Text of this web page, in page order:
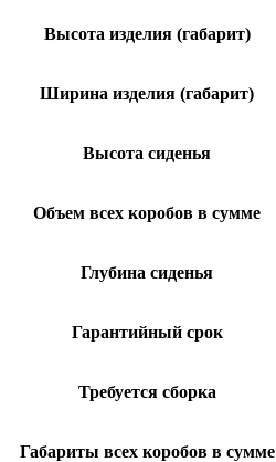
Высота изделия (габарит)
Ширина изделия (габарит)
Высота сиденья
Объем всех коробов в сумме
Глубина сиденья
Гарантийный срок
Требуется сборка
Габариты всех коробов в сумме